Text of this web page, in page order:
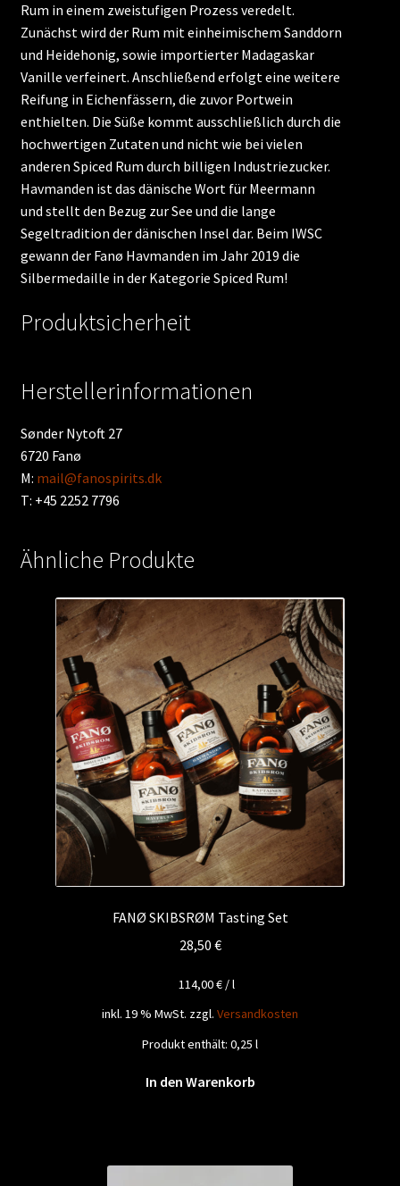
Rum in einem zweistufigen Prozess veredelt.
Zunächst wird der Rum mit einheimischem Sanddorn
und Heidehonig, sowie importierter Madagaskar
Vanille verfeinert. Anschließend erfolgt eine weitere
Reifung in Eichenfässern, die zuvor Portwein
enthielten. Die Süße kommt ausschließlich durch die
hochwertigen Zutaten und nicht wie bei vielen
anderen Spiced Rum durch billigen Industriezucker.
Havmanden ist das dänische Wort für Meermann
und stellt den Bezug zur See und die lange
Segeltradition der dänischen Insel dar. Beim IWSC
gewann der Fanø Havmanden im Jahr 2019 die
Silbermedaille in der Kategorie Spiced Rum!
Produktsicherheit
Herstellerinformationen
Sønder Nytoft 27
6720 Fanø
M: mail@fanospirits.dk
T: +45 2252 7796
Ähnliche Produkte
FANØ SKIBSRØM Tasting Set
28,50 €
114,00€/l
inkl. 19 % MwSt. zzgl. Versandkosten
Produkt enthält: 0,25 l
In den Warenkorb